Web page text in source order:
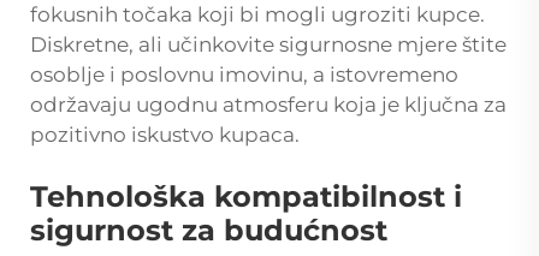
fokusnih točaka koji bi mogli ugroziti kupce.
Diskretne, ali učinkovite sigurnosne mjere štite
osoblje i poslovnu imovinu, a istovremeno
održavaju ugodnu atmosferu koja je ključna za
pozitivno iskustvo kupaca.
Tehnološka kompatibilnost i
sigurnost za budućnost